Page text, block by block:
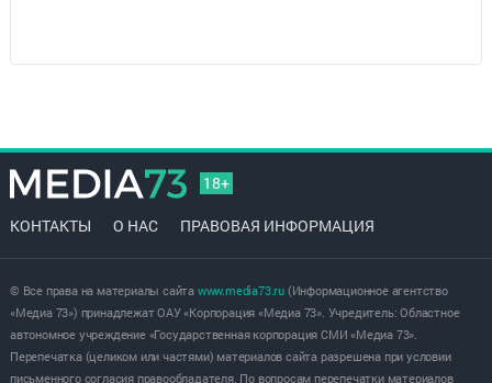
18+
КОНТАКТЫ О НАС ПРАВОВАЯ ИНФОРМАЦИЯ
© Все права на материалы сайта www.media73.ru(Информационное агентство
«Медиа 73») принадлежат ОАУ «Корпорация «Медиа 73». Учредитель: Областное
автономное учреждение «Государственная корпорация СМИ «Медиа 73».
Перепечатка (целиком или частями) материалов сайта разрешена при условии
письменного согласия правообладателя. По вопросам перепечатки материалов